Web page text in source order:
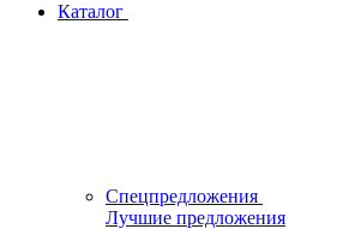
Каталог
Спецпредложения
Лучшие предложения